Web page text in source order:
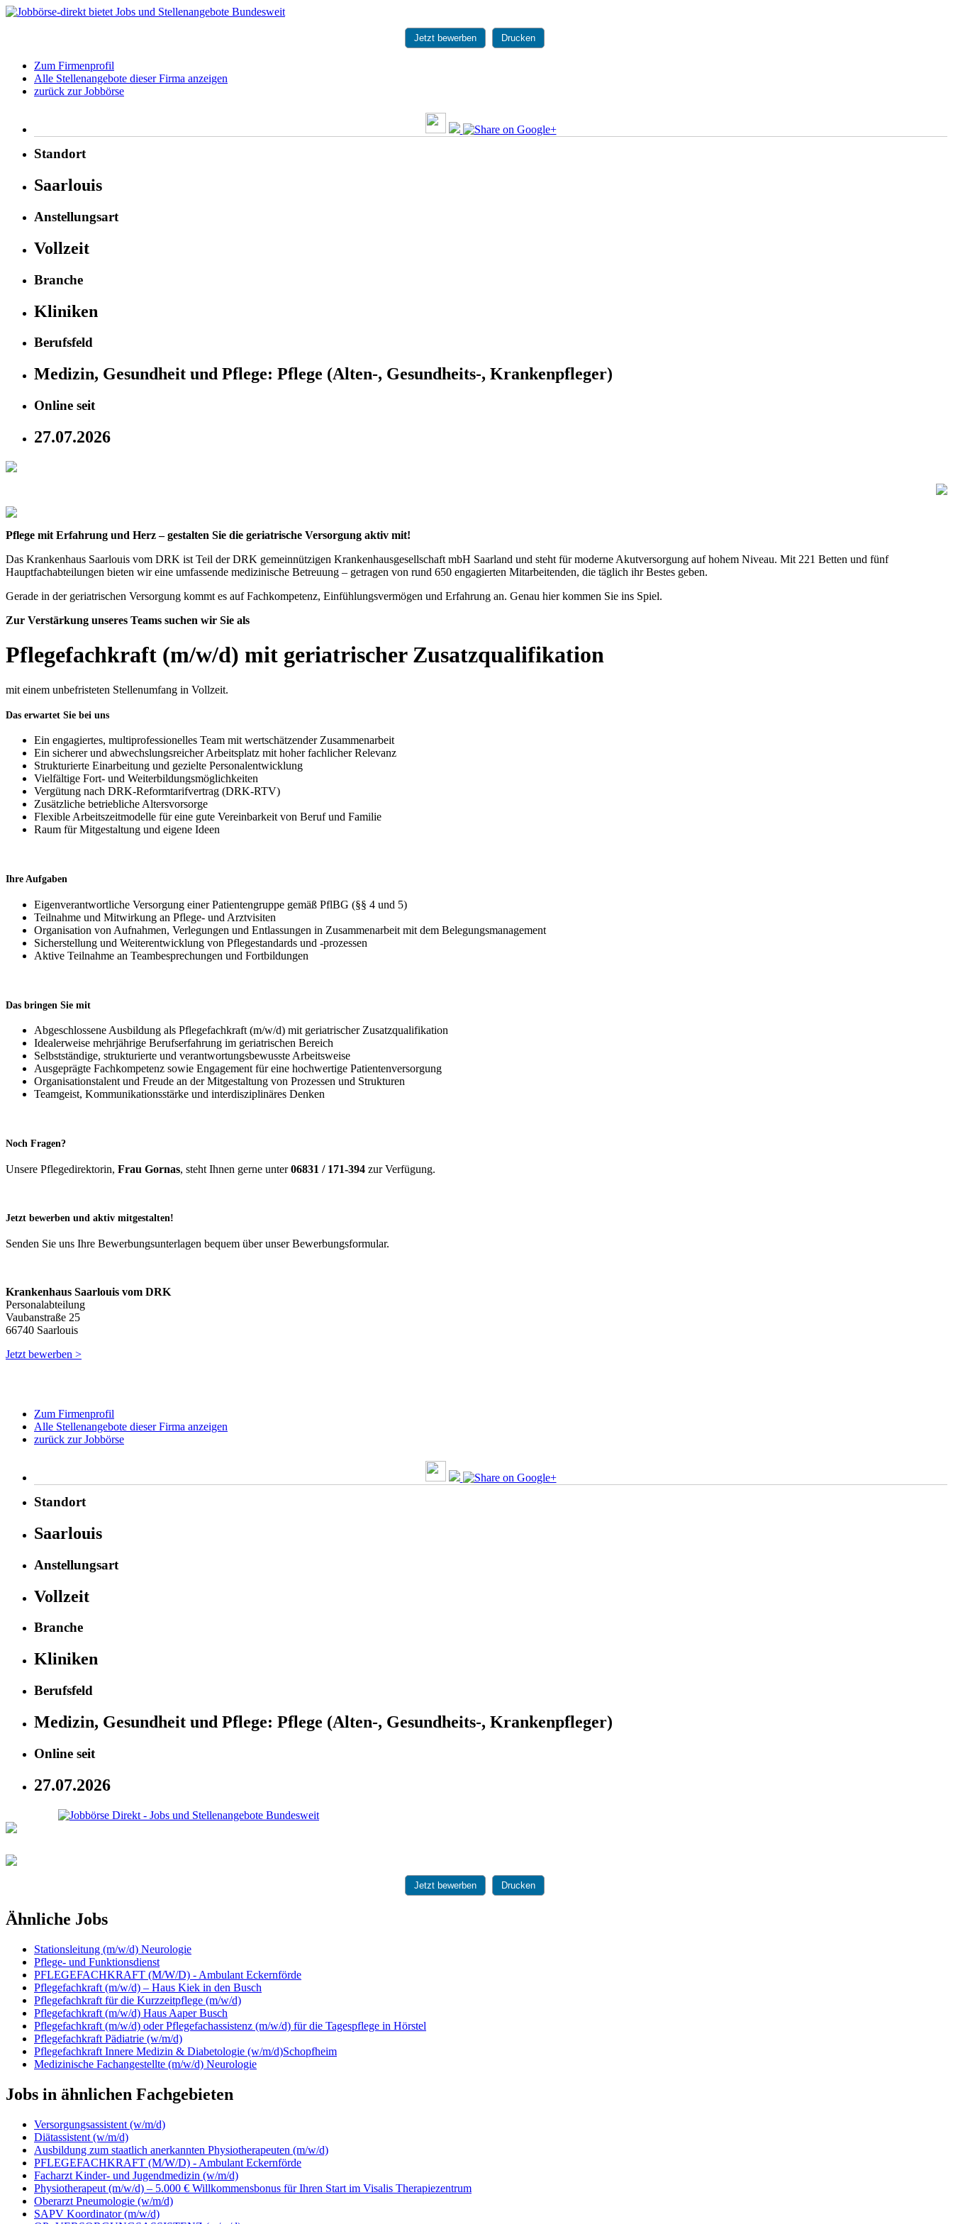
Jetzt bewerben Drucken
Zum Firmenprofil
Alle Stellenangebote dieser Firma anzeigen
zurück zur Jobbörse
Standort
Saarlouis
Anstellungsart
Vollzeit
Branche
Kliniken
Berufsfeld
Medizin, Gesundheit und Pflege: Pflege (Alten-, Gesundheits-, Krankenpfleger)
Online seit
27.07.2026
Pflege mit Erfahrung und Herz – gestalten Sie die geriatrische Versorgung aktiv mit!
Das Krankenhaus Saarlouis vom DRK ist Teil der DRK gemeinnützigen Krankenhausgesellschaft mbH Saarland und steht für moderne Akutversorgung auf hohem Niveau. Mit 221 Betten und fünf
Hauptfachabteilungen bieten wir eine umfassende medizinische Betreuung – getragen von rund 650 engagierten Mitarbeitenden, die täglich ihr Bestes geben.
Gerade in der geriatrischen Versorgung kommt es auf Fachkompetenz, Einfühlungsvermögen und Erfahrung an. Genau hier kommen Sie ins Spiel.
Zur Verstärkung unseres Teams suchen wir Sie als
Pflegefachkraft (m/w/d) mit geriatrischer Zusatzqualifikation
mit einem unbefristeten Stellenumfang in Vollzeit.
Das erwartet Sie bei uns
Ein engagiertes, multiprofessionelles Team mit wertschätzender Zusammenarbeit
Ein sicherer und abwechslungsreicher Arbeitsplatz mit hoher fachlicher Relevanz
Strukturierte Einarbeitung und gezielte Personalentwicklung
Vielfältige Fort- und Weiterbildungsmöglichkeiten
Vergütung nach DRK-Reformtarifvertrag (DRK-RTV)
Zusätzliche betriebliche Altersvorsorge
Flexible Arbeitszeitmodelle für eine gute Vereinbarkeit von Beruf und Familie
Raum für Mitgestaltung und eigene Ideen
Ihre Aufgaben
Eigenverantwortliche Versorgung einer Patientengruppe gemäß PflBG (§§ 4 und 5)
Teilnahme und Mitwirkung an Pflege- und Arztvisiten
Organisation von Aufnahmen, Verlegungen und Entlassungen in Zusammenarbeit mit dem Belegungsmanagement
Sicherstellung und Weiterentwicklung von Pflegestandards und -prozessen
Aktive Teilnahme an Teambesprechungen und Fortbildungen
Das bringen Sie mit
Abgeschlossene Ausbildung als Pflegefachkraft (m/w/d) mit geriatrischer Zusatzqualifikation
Idealerweise mehrjährige Berufserfahrung im geriatrischen Bereich
Selbstständige, strukturierte und verantwortungsbewusste Arbeitsweise
Ausgeprägte Fachkompetenz sowie Engagement für eine hochwertige Patientenversorgung
Organisationstalent und Freude an der Mitgestaltung von Prozessen und Strukturen
Teamgeist, Kommunikationsstärke und interdisziplinäres Denken
Noch Fragen?
Unsere Pflegedirektorin, Frau Gornas, steht Ihnen gerne unter06831 / 171-394 zur Verfügung.
Jetzt bewerben und aktiv mitgestalten!
Senden Sie uns Ihre Bewerbungsunterlagen bequem über unser Bewerbungsformular.
Krankenhaus Saarlouis vom DRK
Personalabteilung
Vaubanstraße 25
66740 Saarlouis
Jetzt bewerben >
Zum Firmenprofil
Alle Stellenangebote dieser Firma anzeigen
zurück zur Jobbörse
Standort
Saarlouis
Anstellungsart
Vollzeit
Branche
Kliniken
Berufsfeld
Medizin, Gesundheit und Pflege: Pflege (Alten-, Gesundheits-, Krankenpfleger)
Online seit
27.07.2026
Jetzt bewerben Drucken
Ähnliche Jobs
Stationsleitung (m/w/d) Neurologie
Pflege- und Funktionsdienst
PFLEGEFACHKRAFT (M/W/D) - Ambulant Eckernförde
Pflegefachkraft (m/w/d) – Haus Kiek in den Busch
Pflegefachkraft für die Kurzzeitpflege (m/w/d)
Pflegefachkraft (m/w/d) Haus Aaper Busch
Pflegefachkraft (m/w/d) oder Pflegefachassistenz (m/w/d) für die Tagespflege in Hörstel
Pflegefachkraft Pädiatrie (w/m/d)
Pflegefachkraft Innere Medizin & Diabetologie (w/m/d)Schopfheim
Medizinische Fachangestellte (m/w/d) Neurologie
Jobs in ähnlichen Fachgebieten
Versorgungsassistent (w/m/d)
Diätassistent (w/m/d)
Ausbildung zum staatlich anerkannten Physiotherapeuten (m/w/d)
PFLEGEFACHKRAFT (M/W/D) - Ambulant Eckernförde
Facharzt Kinder- und Jugendmedizin (w/m/d)
Physiotherapeut (m/w/d) – 5.000 € Willkommensbonus für Ihren Start im Visalis Therapiezentrum
Oberarzt Pneumologie (w/m/d)
SAPV Koordinator (m/w/d)